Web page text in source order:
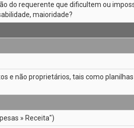
do requerente que dificultem ou
maioridade?
e não proprietários, tais como
» Receita")